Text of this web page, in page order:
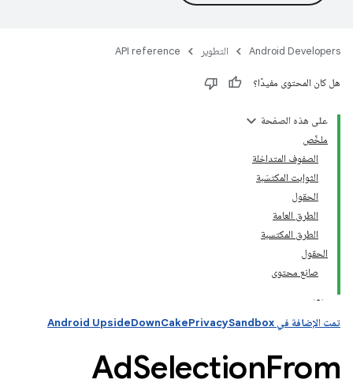
Android Developers التطوير API reference
هل كان المحتوى مفيدًا؟
على هذه الصفحة
ملخّص
الصفوف المتداخلة
الثوابت المكتسَبة
الحقول
الطرق العامة
الطرق المكتسبة
الحقول
صانع محتوى
تمت الإضافة في Android UpsideDownCakePrivacySandbox
AdSelectionFrom